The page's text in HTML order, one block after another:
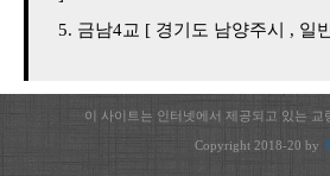
금남4교 [ 경기도 남양주시 , 일
이 사이트는 인터넷에서 제공되고 있는 교
Copyright 2018-20 by